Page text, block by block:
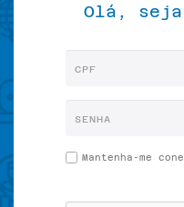
Olá,
Mantenha-me